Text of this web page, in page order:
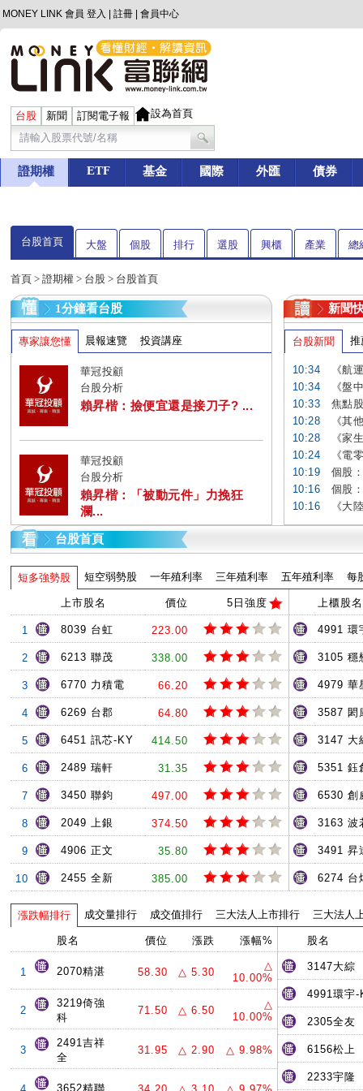
MONEY LINK 會員 登入 註冊 會員中心
台股 新聞 訂閱電子報 設為首頁
證期權 ETF 基金 國際 外匯 債券
台股首頁 大盤 個股 排行 選股 興櫃 產業 總
首頁 > 證期權 > 台股 > 台股首頁
1分鐘看台股
專家讓您懂 晨報速覽 投資講座
華冠投顧
台股分析
賴昇楷：撿便宜還是接刀子? ...
華冠投顧
台股分析
賴昇楷：「被動元件」力挽狂
瀾...
新聞
台股新聞 推
10:34
《航
10:34
《盤
10:33
焦點
10:28
《其
10:28
《家
10:24
《電
10:19
個股
10:16
個股
10:16
《大
台股首頁
短多強勢股 短空弱勢股 一年殖利率 三年殖利率 五年殖利率 每
上市股名 價位 5日強度
1 8039 台虹 223.00
2 6213 聯茂 338.00
3 6770 力積電 66.20
4 6269 台郡 64.80
5 6451 訊芯-KY 414.50
6 2489 瑞軒 31.35
7 3450 聯鈞 497.00
8 2049 上銀 374.50
9 4906 正文 35.80
10 2455 全新 385.00
上櫃股名
4991 環
3105 穩
4979 華
3587 閎
3147 大
5351 鈺
6530 創
3163 波
3491 昇
6274 台
漲跌幅排行 成交量排行 成交值排行 三大法人上市排行 三大法人
股名 價位 漲跌 漲幅%
1 2070精湛 58.30 △ 5.30
△
10.00%
2
3219倚強
科
71.50 △ 6.50
△
10.00%
3
2491吉祥
全
31.95 △ 2.90 △ 9.98%
3652精聯
股名
3147大綜
4991環宇-
2305全友
6156松上
2233宇隆